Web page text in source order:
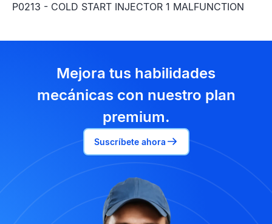
P0213 - COLD START INJECTOR 1 MALFUNCTION
Mejora tus habilidades
mecánicas con nuestro plan
premium.
Suscríbete ahora